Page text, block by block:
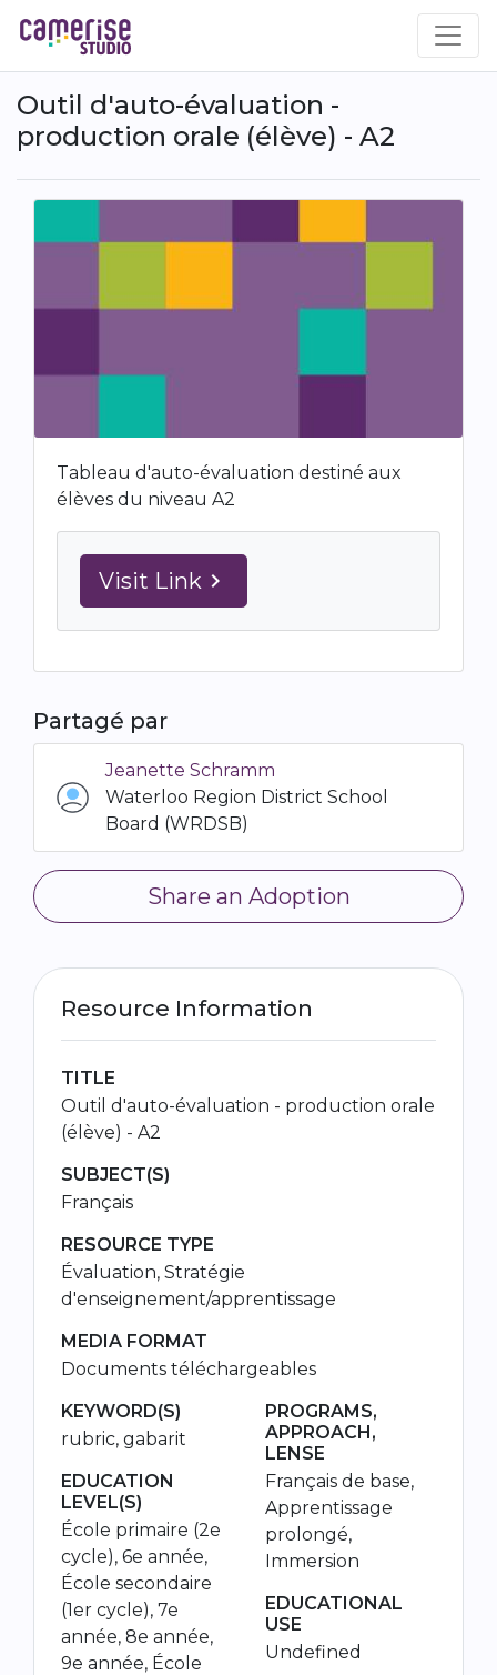
au
contenu
principal
Outil d'auto-évaluation -
production orale (élève) - A2
Tableau d'auto-évaluation destiné aux
élèves du niveau A2
Visit Link navigate_next
Partagé par
Jeanette Schramm
Waterloo Region District School
Board (WRDSB)
Share an Adoption
Resource Information
TITLE
Outil d'auto-évaluation - production orale
(élève) - A2
SUBJECT(S)
Français
RESOURCE TYPE
Évaluation, Stratégie
d'enseignement/apprentissage
MEDIA FORMAT
Documents téléchargeables
KEYWORD(S)
rubric, gabarit
EDUCATION
LEVEL(S)
École primaire (2e
cycle), 6e année,
École secondaire
(1er cycle), 7e
année, 8e année,
9e année, École
PROGRAMS,
APPROACH,
LENSE
Français de base,
Apprentissage
prolongé,
Immersion
EDUCATIONAL
USE
Undefined